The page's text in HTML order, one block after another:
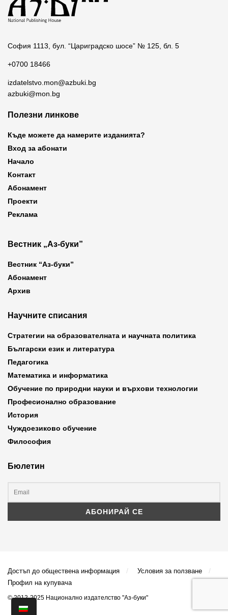
София 1113, бул. “Цариградско шосе” № 125, бл. 5
+0700 18466
izdatelstvo.mon@azbuki.bg
azbuki@mon.bg
Полезни линкове
Къде можете да намерите изданията?
Вход за абонати
Начало
Контакт
Абонамент
Проекти
Реклама
Вестник „Аз-буки”
Вестник “Аз-буки”
Абонамент
Архив
Научните списания
Стратегии на образователната и научната политика
Български език и литература
Педагогика
Математика и информатика
Обучение по природни науки и върхови технологии
Професионално образование
История
Чуждоезиково обучение
Философия
Бюлетин
Достъп до обществена информация
Условия за ползване
Профил на купувача
© 2012-2025 Национално издателство "Аз-буки"